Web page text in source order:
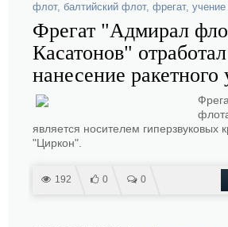
флот, балтийский флот, фрегат, учение
Фрегат "Адмирал
Касатонов" отработал
нанесение ракетного
является носителем гиперзвуковых
"Циркон".
192 0 0